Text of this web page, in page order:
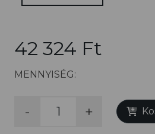
42 324 Ft
MENNYISÉG:
- +